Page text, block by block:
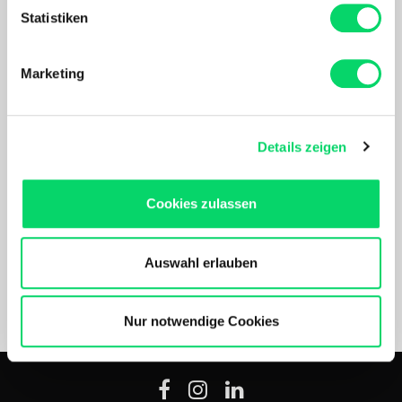
können
bestimmten Merkmalen (Fingerprinting) identifizieren
Erfahren Sie mehr darüber, wie Ihre persönlichen Daten
Produkten und Inhalten.
Unser Online Angebot sowie die Funktionalität und
Performance unserer Website wird kontinuierlich für Dich
Bergspezl verwendet Cookies, um Inhalte und Anzeigen
zu personalisieren, Funktionen für soziale Medien
anbieten zu können und die Zugriffe auf unsere Website
zu analysieren. Außerdem geben wir Informationen zu
Deiner Verwendung unserer Website an unsere Partner
Statistiken
Marketing
Details zeigen
Cookies zulassen
Auswahl erlauben
Nur notwendige Cookies
Versandpartner
*Die durchgestrichenen Preise entsprechen dem UVP des Herstellers.